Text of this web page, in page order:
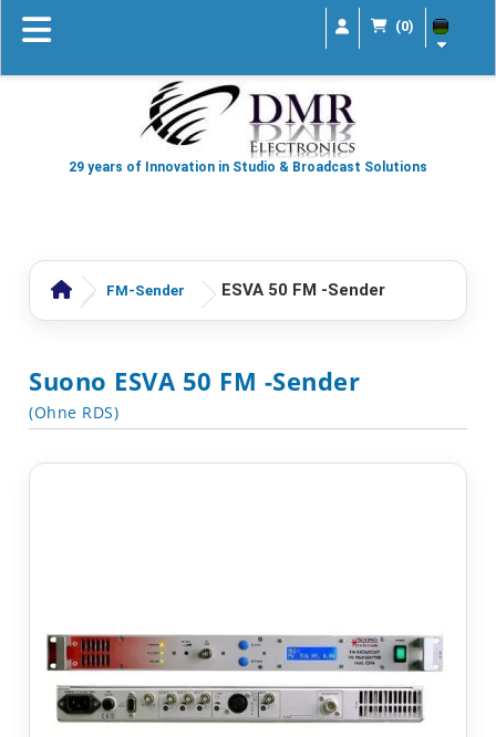
(0)
29 years of Innovation in Studio & Broadcast Solutions
FM-Sender ESVA 50 FM -Sender
Suono ESVA 50 FM -Sender
(Ohne RDS)